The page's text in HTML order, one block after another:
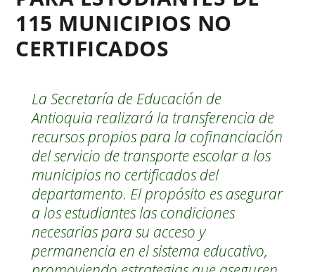
115 MUNICIPIOS NO
CERTIFICADOS
La Secretaría de Educación de
Antioquia realizará la transferencia de
recursos propios para la cofinanciación
del servicio de transporte escolar a los
municipios no certificados del
departamento. El propósito es asegurar
a los estudiantes las condiciones
necesarias para su acceso y
permanencia en el sistema educativo,